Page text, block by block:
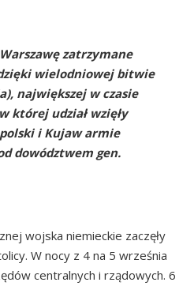
zatrzymane
wielodniowej bitwie
największej w czasie
której udział wzięły
i Kujaw armie
dowództwem gen.
wojska niemieckie zaczęły
W nocy z 4 na 5 września
centralnych i rządowych. 6